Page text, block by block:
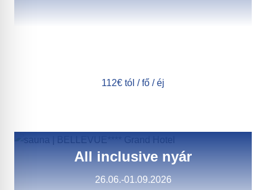
112€ tól / fő / éj
All inclusive nyár
26.06.-01.09.2026